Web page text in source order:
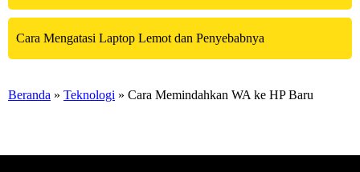
Cara Mengatasi Laptop Lemot dan Penyebabnya
Beranda » Teknologi » Cara Memindahkan WA ke HP Baru